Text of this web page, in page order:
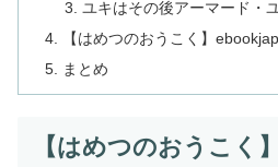
ユキはその後アーマード・
【はめつのおうこく】
まとめ
【はめつのおうこく